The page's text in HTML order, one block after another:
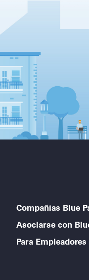
Compañías Blue
Asociarse con
Para Empleadores